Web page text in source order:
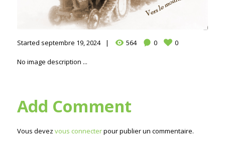
Started septembre 19, 2024 564 0 0
No image description ...
Add Comment
Vous devez vous connecterpour publier un commentaire.